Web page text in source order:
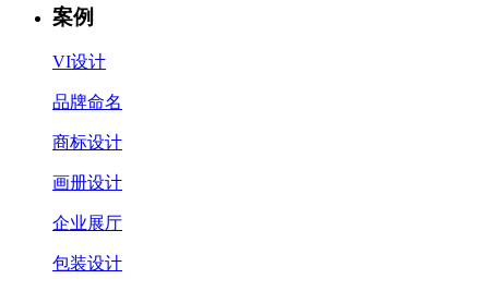
案例
VI设计
品牌命名
商标设计
画册设计
企业展厅
包装设计